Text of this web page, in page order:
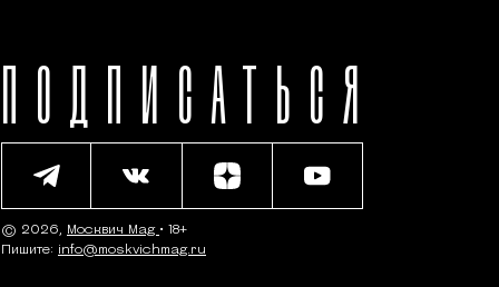
ПОДПИСАТЬСЯ
© 2026, Москвич Mag • 18+
Пишите: info@moskvichmag.ru